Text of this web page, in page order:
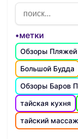
•метки
Обзоры Пляжей
Большой Будда
Обзоры Баров
тайская кухня
тайский массаж